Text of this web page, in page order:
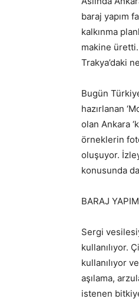
baraj yapım
kalkınma
makine
Trakya’daki
Bugün
hazırlanan
olan Ankara
örneklerin
oluşuyor.
konusunda
BARAJ
Sergi
kullanılıyor.
kullanılıyor
aşılama,
istenen